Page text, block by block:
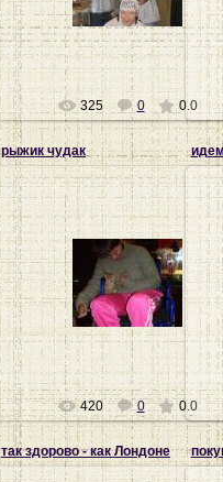
325 0 0.0
рыжик чудак
22.07.2012
Ната-хозяйка
420 0 0.0
так здорово - как Лондоне